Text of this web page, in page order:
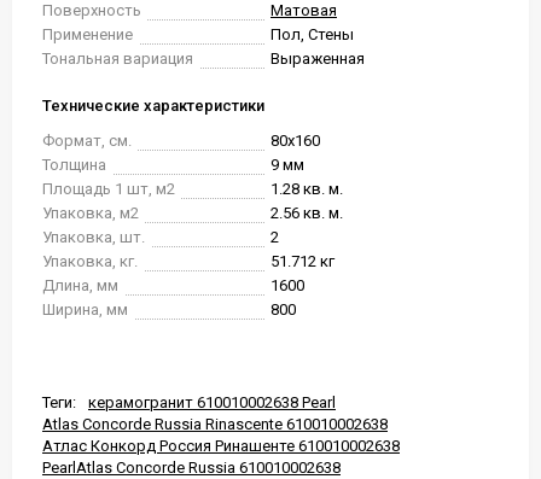
Поверхность
Матовая
Применение
Пол, Стены
Тональная вариация
Выраженная
Технические характеристики
Формат, см.
80x160
Толщина
9 мм
Площадь 1 шт, м2
1.28 кв. м.
Упаковка, м2
2.56 кв. м.
Упаковка, шт.
2
Упаковка, кг.
51.712 кг
Длина, мм
1600
Ширина, мм
800
Теги:
керамогранит 610010002638 Pearl
Atlas Concorde Russia Rinascente 610010002638
Атлас Конкорд Россия Ринашенте 610010002638
PearlAtlas Concorde Russia 610010002638